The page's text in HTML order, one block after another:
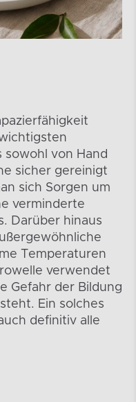
sowohl von Hand
sicher gereinigt
sich Sorgen um
verminderte
Darüber hinaus
Temperaturen
verwendet
Gefahr der Bildung
Ein solches
definitiv alle